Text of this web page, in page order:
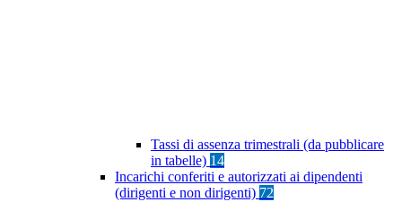
Tassi di assenza trimestrali (da pubblicare
in tabelle) 14
Incarichi conferiti e autorizzati ai dipendenti
(dirigenti e non dirigenti) 72